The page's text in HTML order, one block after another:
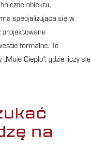
obiektu,
specjalizująca się w
projektowane
formalne. To
Ciepło”, gdzie liczy się
na